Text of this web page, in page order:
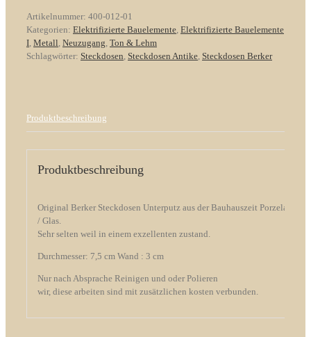
Porzelan/Glas
Menge
Artikelnummer: 400-012-01
Kategorien: Elektrifizierte Bauelemente, Elektrifizierte Bauelemente
I, Metall, Neuzugang, Ton & Lehm
Schlagwörter: Steckdosen, Steckdosen Antike, Steckdosen Berker
Produktbeschreibung
Produktbeschreibung
Original Berker Steckdosen Unterputz aus der Bauhauszeit Porzelan
/ Glas.
Sehr selten weil in einem exzellenten zustand.
Durchmesser: 7,5 cm Wand : 3 cm
Nur nach Absprache Reinigen und oder Polieren
wir, diese arbeiten sind mit zusätzlichen kosten verbunden.